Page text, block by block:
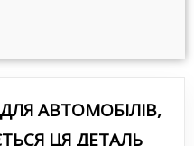
АВТОМОБІЛІВ,
ЦЯ ДЕТАЛЬ